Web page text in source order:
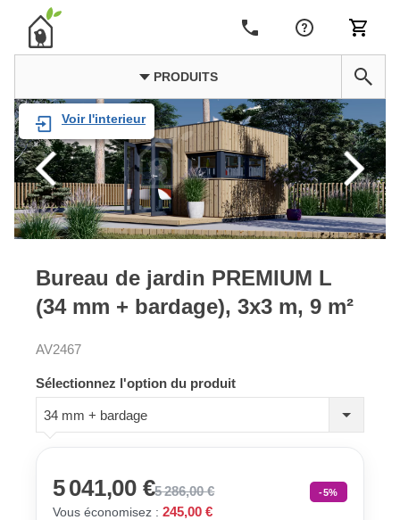
PRODUITS
Voir l'interieur
Bureau de jardin PREMIUM L
(34 mm + bardage), 3x3 m, 9 m²
AV2467
Sélectionnez l'option du produit
34 mm + bardage
5 041,00 €5 286,00 € -5%
Vous économisez : 245,00 €